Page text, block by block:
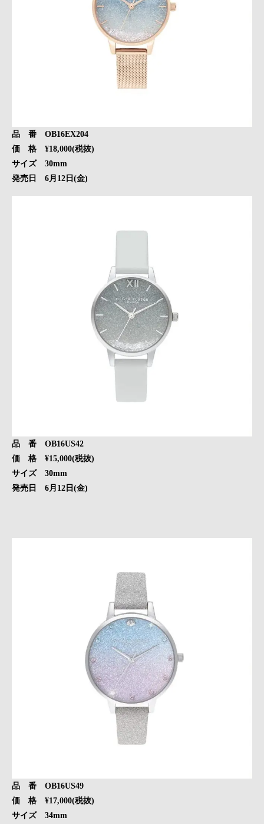
品 番 OB16EX204
価 格 ¥18,000(税抜)
サイズ 30mm
発売日 6月12日(金)
品 番 OB16US42
価 格 ¥15,000(税抜)
サイズ 30mm
発売日 6月12日(金)
品 番 OB16US49
価 格 ¥17,000(税抜)
サイズ 34mm